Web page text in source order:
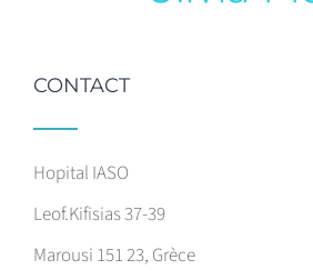
CONTACT
Hopital IASO
Leof.Kifisias 37-39
Marousi 151 23, Grèce